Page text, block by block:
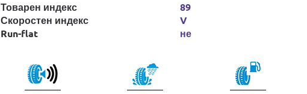
Товарен индекс
Скоростен индекс
Run-flat
89
V
не